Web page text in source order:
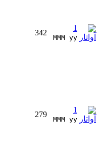
1
MMM yy
342
1
MMM yy
279